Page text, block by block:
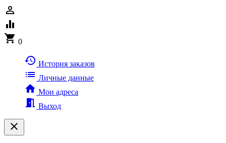
person_outline
equalizer
shopping_cart 0
history История заказов
list Личные данные
home Мои адреса
meeting_room Выход
clear